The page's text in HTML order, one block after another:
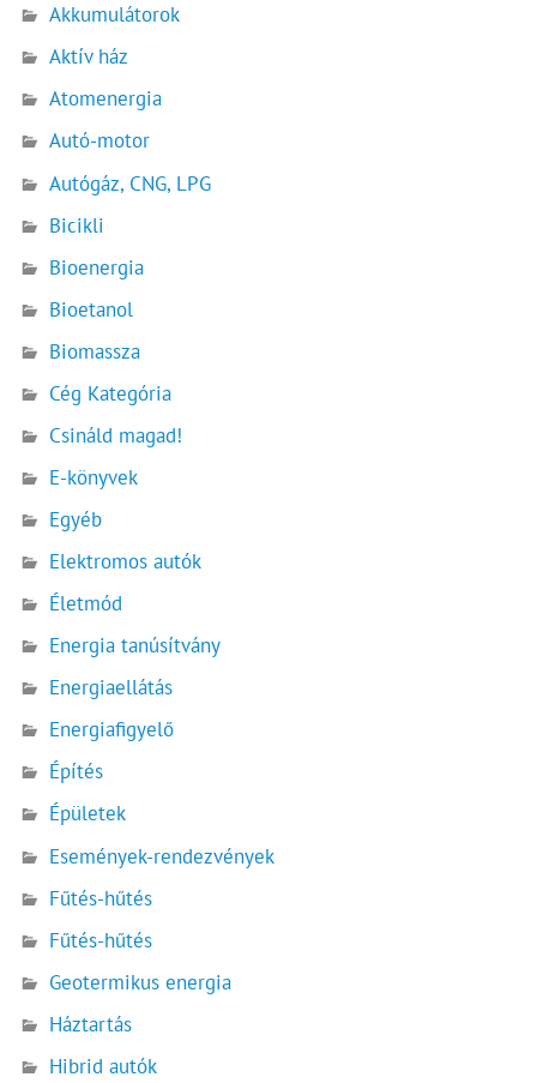
Akkumulátorok
Aktív ház
Atomenergia
Autó-motor
Autógáz, CNG, LPG
Bicikli
Bioenergia
Bioetanol
Biomassza
Cég Kategória
Csináld magad!
E-könyvek
Egyéb
Elektromos autók
Életmód
Energia tanúsítvány
Energiaellátás
Energiafigyelő
Építés
Épületek
Események-rendezvények
Fűtés-hűtés
Fűtés-hűtés
Geotermikus energia
Háztartás
Hibrid autók